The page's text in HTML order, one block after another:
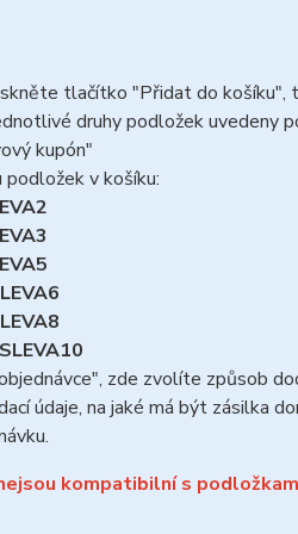
tlačítko "Přidat do košíku",
druhy podložek uvedeny
kupón"
v košíku:
zde zvolíte způsob
údaje, na jaké má být zásilka
kompatibilní s